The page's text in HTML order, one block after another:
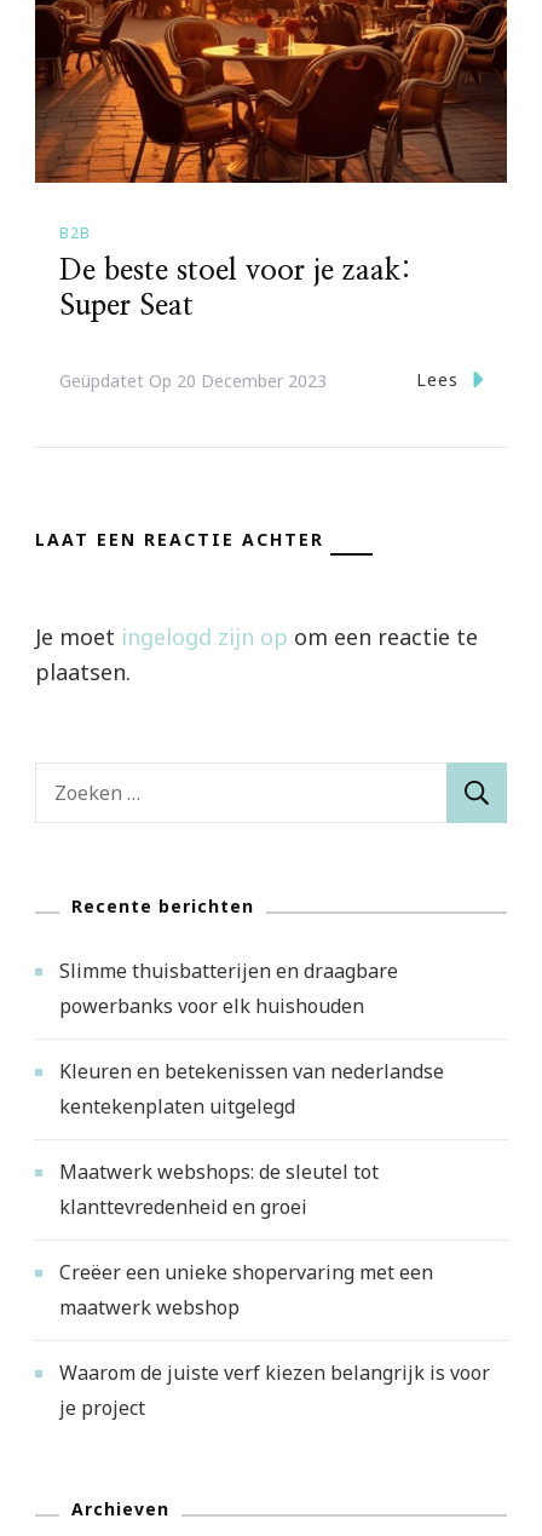
B2B
De beste stoel voor je zaak:
Super Seat
Geüpdatet Op 20 December 2023 Lees
LAAT EEN REACTIE ACHTER
Je moet ingelogd zijn op om een reactie te
plaatsen.
Recente berichten
Slimme thuisbatterijen en draagbare
powerbanks voor elk huishouden
Kleuren en betekenissen van nederlandse
kentekenplaten uitgelegd
Maatwerk webshops: de sleutel tot
klanttevredenheid en groei
Creëer een unieke shopervaring met een
maatwerk webshop
Waarom de juiste verf kiezen belangrijk is voor
je project
Archieven